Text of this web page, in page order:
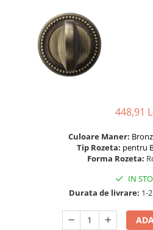
Timeless 12mm
Woodstock 8mm
Woodstock PRO 8mm
Woodstock XL 10mm
Kronotex - Laminat
448,91
Culoare Maner:
Tip Rozeta: pentru
Forma Rozeta:
IN
Durata de livrare: 1-